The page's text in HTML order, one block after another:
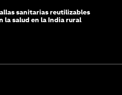
sanitarias reutilizables
la salud en la India rural